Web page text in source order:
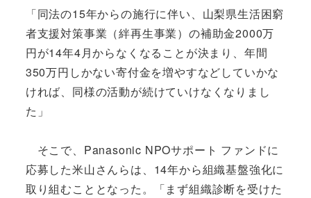
「同法の15年からの施行に伴い、山梨県生活困窮
者支援対策事業（絆再生事業）の補助金2000万
円が14年4月からなくなることが決まり、年間
350万円しかない寄付金を増やすなどしていかな
ければ、同様の活動が続けていけなくなりまし
た」
そこで、Panasonic NPOサポート ファンドに
応募した米山さんらは、14年から組織基盤強化に
取り組むこととなった。「まず組織診断を受けた